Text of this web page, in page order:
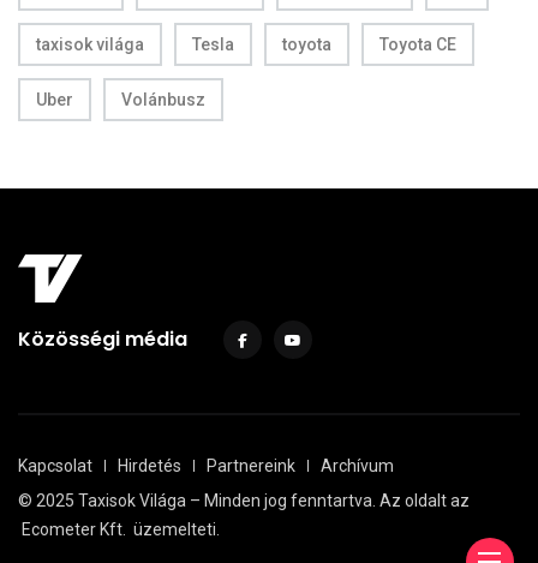
taxisok világa Tesla toyota Toyota CE
Uber Volánbusz
Közösségi média
Kapcsolat Hirdetés Partnereink
Archívum
© 2025 Taxisok Világa – Minden jog fenntartva. Az oldalt az
Ecometer Kft. üzemelteti.